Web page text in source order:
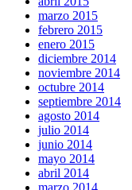
marzo 2015
febrero 2015
enero 2015
diciembre 2014
noviembre 2014
octubre 2014
septiembre 2014
agosto 2014
julio 2014
junio 2014
mayo 2014
abril 2014
marzo 2014